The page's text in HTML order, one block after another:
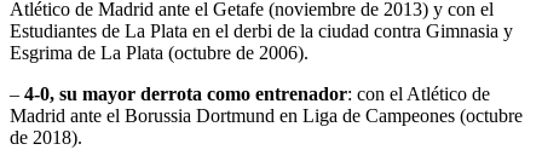
Atlético de Madrid ante el Getafe (noviembre de 2013) y con el
Estudiantes de La Plata en el derbi de la ciudad contra Gimnasia y
Esgrima de La Plata (octubre de 2006).
– 4-0, su mayor derrota como entrenador: con el Atlético de
Madrid ante el Borussia Dortmund en Liga de Campeones (octubre
de 2018).